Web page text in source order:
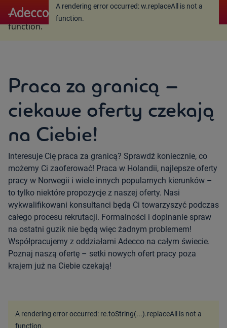
A rendering error occurred:
function.
A rendering error occurred:w.replaceAll is not a
function.
Praca za granicą –
ciekawe oferty czekają
na Ciebie!
Interesuje Cię praca za granicą? Sprawdź koniecznie, co
możemy Ci zaoferować! Praca w Holandii, najlepsze oferty
pracy w Norwegii i wiele innych popularnych kierunków –
to tylko niektóre propozycje z naszej oferty. Nasi
wykwalifikowani konsultanci będą Ci towarzyszyć podczas
całego procesu rekrutacji. Formalności i dopinanie spraw
na ostatni guzik nie będą więc żadnym problemem!
Współpracujemy z oddziałami Adecco na całym świecie.
Poznaj naszą ofertę – setki nowych ofert pracy poza
krajem już na Ciebie czekają!
A rendering error occurred: re.toString(...).replaceAll is not a
function.